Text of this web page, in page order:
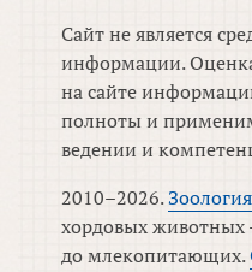
Сайт не является
информации.
на сайте
полноты и
ведении и
2010–2026.
хордовых животных
до млекопитающих.